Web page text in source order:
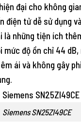
đại cho không
điện tử dễ sử dụng
là những tiện ích
mức độ ồn chỉ 44
ái và không gây
Siemens SN25ZI49CE